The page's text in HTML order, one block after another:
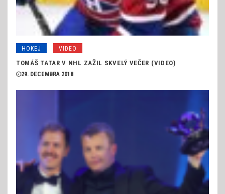
HOKEJ VIDEO
TOMÁŠ TATAR V NHL ZAŽIL SKVELÝ VEČER (VIDEO)
29. DECEMBRA 2018